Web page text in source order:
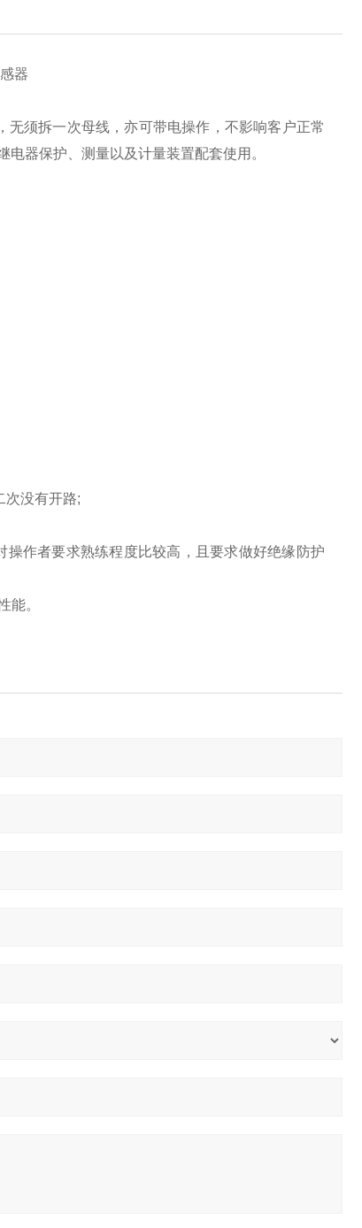
器
须拆一次母线，亦可带电操作，不影响客户正常
器保护、测量以及计量装置配套使用。
次没有开路;
作者要求熟练程度比较高，且要求做好绝缘防护
能。